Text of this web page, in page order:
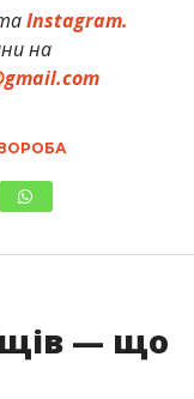
Instagram.
на
— що